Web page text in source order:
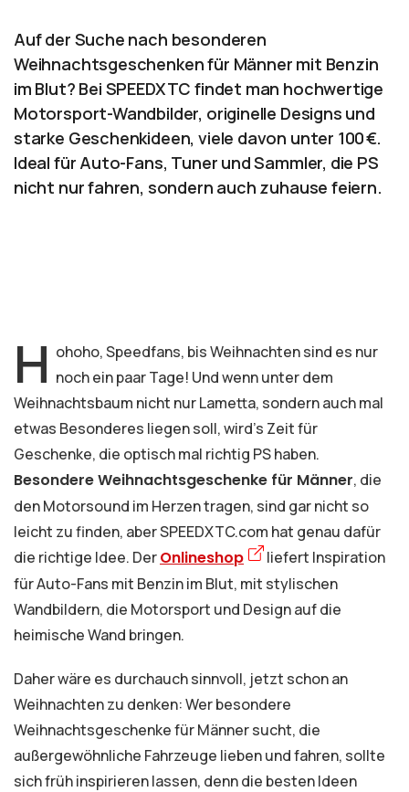
Auf der Suche nach besonderen
Weihnachtsgeschenken für Männer mit Benzin
im Blut? Bei SPEEDXTC findet man hochwertige
Motorsport-Wandbilder, originelle Designs und
starke Geschenkideen, viele davon unter 100 €.
Ideal für Auto-Fans, Tuner und Sammler, die PS
nicht nur fahren, sondern auch zuhause feiern.
H ohoho, Speedfans, bis Weihnachten sind es nur
noch ein paar Tage! Und wenn unter dem
Weihnachtsbaum nicht nur Lametta, sondern auch mal
etwas Besonderes liegen soll, wird’s Zeit für
Geschenke, die optisch mal richtig PS haben.
Besondere Weihnachtsgeschenke für Männer, die
den Motorsound im Herzen tragen, sind gar nicht so
leicht zu finden, aber SPEEDXTC.com hat genau dafür
die richtige Idee. DerOnlineshop
liefert Inspiration
für Auto-Fans mit Benzin im Blut, mit stylischen
Wandbildern, die Motorsport und Design auf die
heimische Wand bringen.
Daher wäre es durchauch sinnvoll, jetzt schon an
Weihnachten zu denken: Wer besondere
Weihnachtsgeschenke für Männer sucht, die
außergewöhnliche Fahrzeuge lieben und fahren, sollte
sich früh inspirieren lassen, denn die besten Ideen